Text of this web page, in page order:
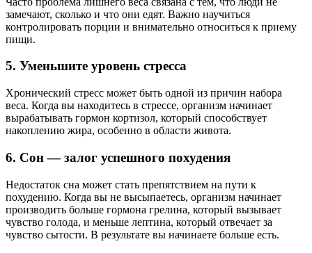
замечают, сколько и что они едят. Важно научиться
контролировать порции и внимательно относиться к приему
пищи.
5. Уменьшите уровень стресса
Хронический стресс может быть одной из причин набора
веса. Когда вы находитесь в стрессе, организм начинает
вырабатывать гормон кортизол, который способствует
накоплению жира, особенно в области живота.
6. Сон — залог успешного похудения
Недостаток сна может стать препятствием на пути к
похудению. Когда вы не высыпаетесь, организм начинает
производить больше гормона грелина, который вызывает
чувство голода, и меньше лептина, который отвечает за
чувство сытости. В результате вы начинаете больше есть.